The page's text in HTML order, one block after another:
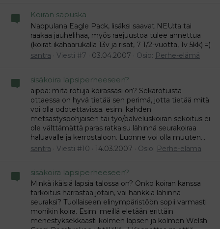
Koiran sapuska
Nappulana Eagle Pack, lisäksi saavat NEU:ta tai
raakaa jauhelihaa, myös raejuustoa tulee annettua
(koirat ikähaarukalla 13v ja risat, 7 1/2-vuotta, 1v 5kk) =)
santra
Viesti #7 03.04.2007 Osio: Perhe-elämä
sisäkoira lapsiperheeseen?
äippä: mitä rotuja koirassasi on? Sekarotuista
ottaessa on hyvä tietää sen perimä, jotta tietää mitä
voi olla odotettavissa. esim. kahden
metsästyspohjaisen tai työ/palveluskoiran sekoitus ei
ole välttämättä paras ratkaisu lähinnä seurakoiraa
haluavalle ja kerrostaloon. Luonne voi olla muuten...
santra
Viesti #10 14.03.2007 Osio: Perhe-elämä
sisäkoira lapsiperheeseen?
Minkä ikäisiä lapsia talossa on? Onko koiran kanssa
tarkoitus harrastaa jotain, vai hankkia lähinnä
seuraksi? Tuollaiseen elinympäristöön sopii varmasti
monikin koira. Esim. meillä eletään erittäin
menestyksekkäästi kolmen lapsen ja kolmen Welsh